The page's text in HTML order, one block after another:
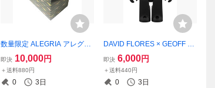
数量限定 ALEGRIA アレグリ
ア - In a New Light - 400%ベ
アブリック/未使用
即決 10,000円
＋送料880円
0 3日
DAVID FLORES × GEOFF R
OWLEY 100%ベアブリック/
未開封
即決 6,000円
＋送料440円
0 3日